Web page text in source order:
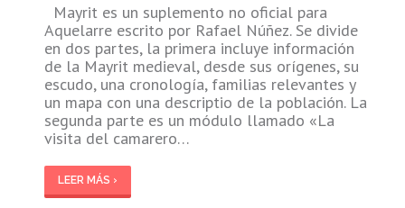
Mayrit es un suplemento no oficial para
Aquelarre escrito por Rafael Núñez. Se divide
en dos partes, la primera incluye información
de la Mayrit medieval, desde sus orígenes, su
escudo, una cronología, familias relevantes y
un mapa con una descriptio de la población. La
segunda parte es un módulo llamado «La
visita del camarero…
LEER MÁS ›